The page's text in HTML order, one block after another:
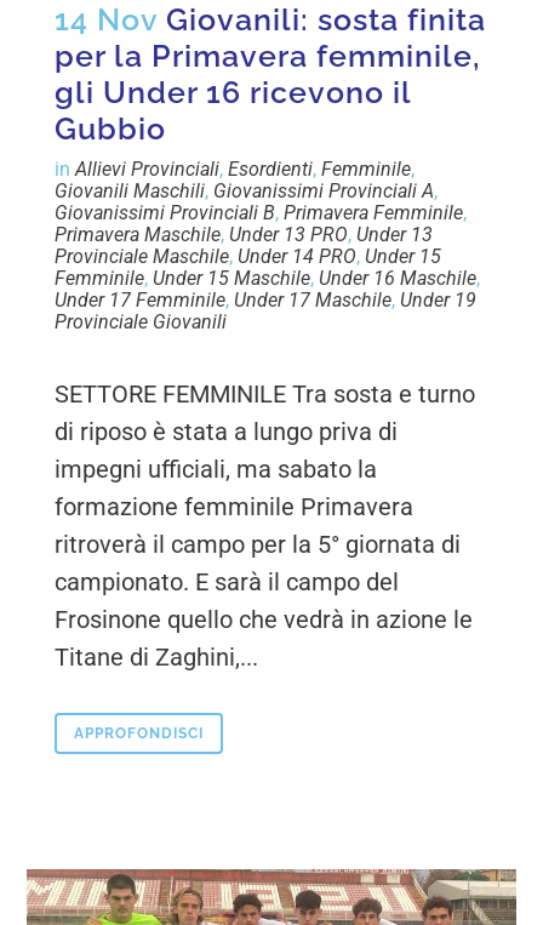
14 Nov Giovanili: sosta finita
per la Primavera femminile,
gli Under 16 ricevono il
Gubbio
inAllievi Provinciali,Esordienti,Femminile,
Giovanili Maschili, Giovanissimi Provinciali A,
Giovanissimi Provinciali B,Primavera Femminile,
Primavera Maschile, Under 13 PRO, Under 13
Provinciale Maschile, Under 14 PRO, Under 15
Femminile, Under 15 Maschile, Under 16 Maschile,
Under 17 Femminile, Under 17 Maschile, Under 19
Provinciale Giovanili
SETTORE FEMMINILE Tra sosta e turno
di riposo è stata a lungo priva di
impegni ufficiali, ma sabato la
formazione femminile Primavera
ritroverà il campo per la 5° giornata di
campionato. E sarà il campo del
Frosinone quello che vedrà in azione le
Titane di Zaghini,...
APPROFONDISCI